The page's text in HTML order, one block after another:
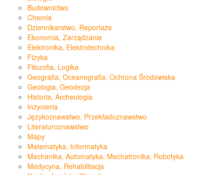
Budownictwo
Chemia
Dziennikarstwo, Reportaże
Ekonomia, Zarządzanie
Elektronika, Elektrotechnika
Fizyka
Filozofia, Logika
Geografia, Oceanografia, Ochrona Środowiska
Geologia, Geodezja
Historia, Archeologia
Inżynieria
Językoznawstwo, Przekładoznawstwo
Literaturoznawstwo
Mapy
Matematyka, Informatyka
Mechanika, Automatyka, Mechatronika, Robotyka
Medycyna, Rehabilitacja